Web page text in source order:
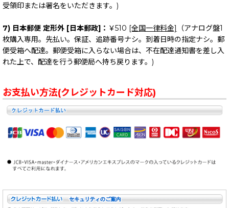
受領印または署名をいただきます。)
7) 日本郵便 定形外 [日本郵政]： ￥510 [全国一律料金]
（アナログ盤1
枚購入専用。先払い。保証、追跡番号ナシ。到着日時の指定ナシ。郵
便受箱へ配達。郵便受箱に入らない場合は、不在配達通知書を差し入
れた上で、配達を行う郵便局へ持ち戻ります。)
お支払い方法(クレジットカード対応)